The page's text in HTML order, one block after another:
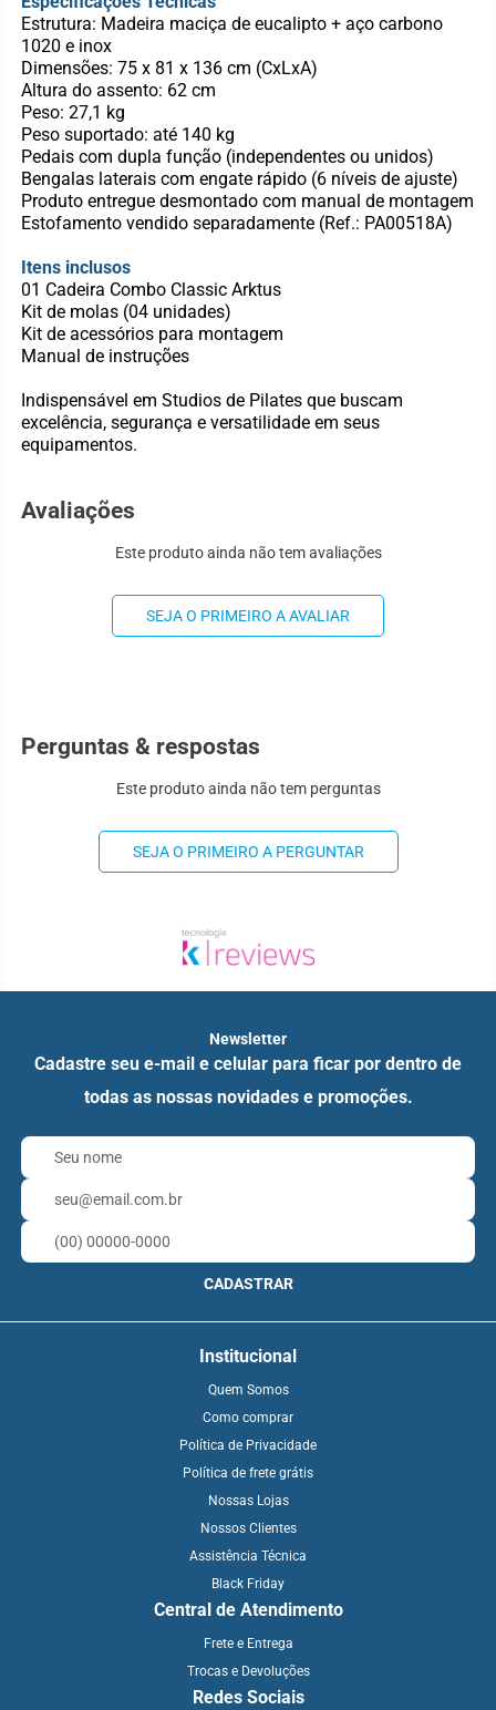
Estrutura: Madeira maciça de eucalipto + aço carbono
1020 e inox
Dimensões: 75 x 81 x 136 cm (CxLxA)
Altura do assento: 62 cm
Peso: 27,1 kg
Peso suportado: até 140 kg
Pedais com dupla função (independentes ou unidos)
Bengalas laterais com engate rápido (6 níveis de ajuste)
Produto entregue desmontado com manual de montagem
Estofamento vendido separadamente (Ref.: PA00518A)
Itens inclusos
01 Cadeira Combo Classic Arktus
Kit de molas (04 unidades)
Kit de acessórios para montagem
Manual de instruções
Indispensável em Studios de Pilates que buscam
excelência, segurança e versatilidade em seus
equipamentos.
Avaliações
Este produto ainda não tem avaliações
SEJA O PRIMEIRO A AVALIAR
Perguntas & respostas
Este produto ainda não tem perguntas
SEJA O PRIMEIRO A PERGUNTAR
Newsletter
Cadastre seu e-mail e celular para ficar por dentro de
todas as nossas novidades e promoções.
CADASTRAR
Institucional
Quem Somos
Como comprar
Política de Privacidade
Política de frete grátis
Nossas Lojas
Nossos Clientes
Assistência Técnica
Black Friday
Central de Atendimento
Frete e Entrega
Trocas e Devoluções
Redes Sociais